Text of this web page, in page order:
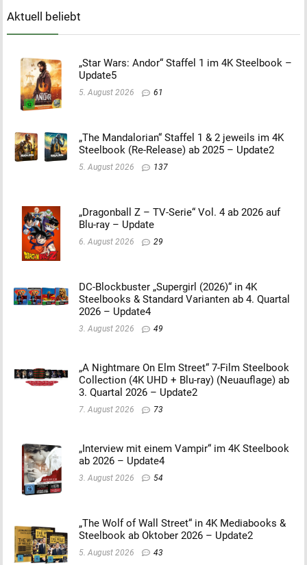
Aktuell beliebt
„Star Wars: Andor“ Staffel 1 im 4K Steelbook –
Update5
5. August 2026 61
„The Mandalorian“ Staffel 1 & 2 jeweils im 4K
Steelbook (Re-Release) ab 2025 – Update2
5. August 2026 137
„Dragonball Z – TV-Serie“ Vol. 4 ab 2026 auf
Blu-ray – Update
6. August 2026 29
DC-Blockbuster „Supergirl (2026)“ in 4K
Steelbooks & Standard Varianten ab 4. Quartal
2026 – Update4
3. August 2026 49
„A Nightmare On Elm Street“ 7-Film Steelbook
Collection (4K UHD + Blu-ray) (Neuauflage) ab
3. Quartal 2026 – Update2
7. August 2026 73
„Interview mit einem Vampir“ im 4K Steelbook
ab 2026 – Update4
3. August 2026 54
„The Wolf of Wall Street“ in 4K Mediabooks &
Steelbook ab Oktober 2026 – Update2
5. August 2026 43